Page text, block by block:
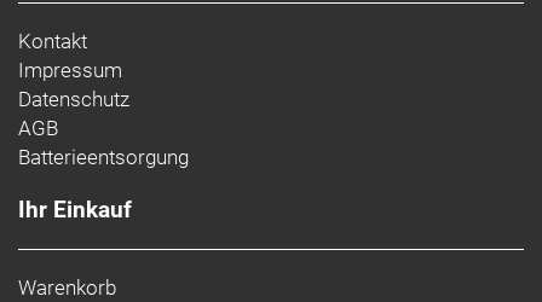
Kontakt
Impressum
Datenschutz
AGB
Batterieentsorgung
Ihr Einkauf
Warenkorb